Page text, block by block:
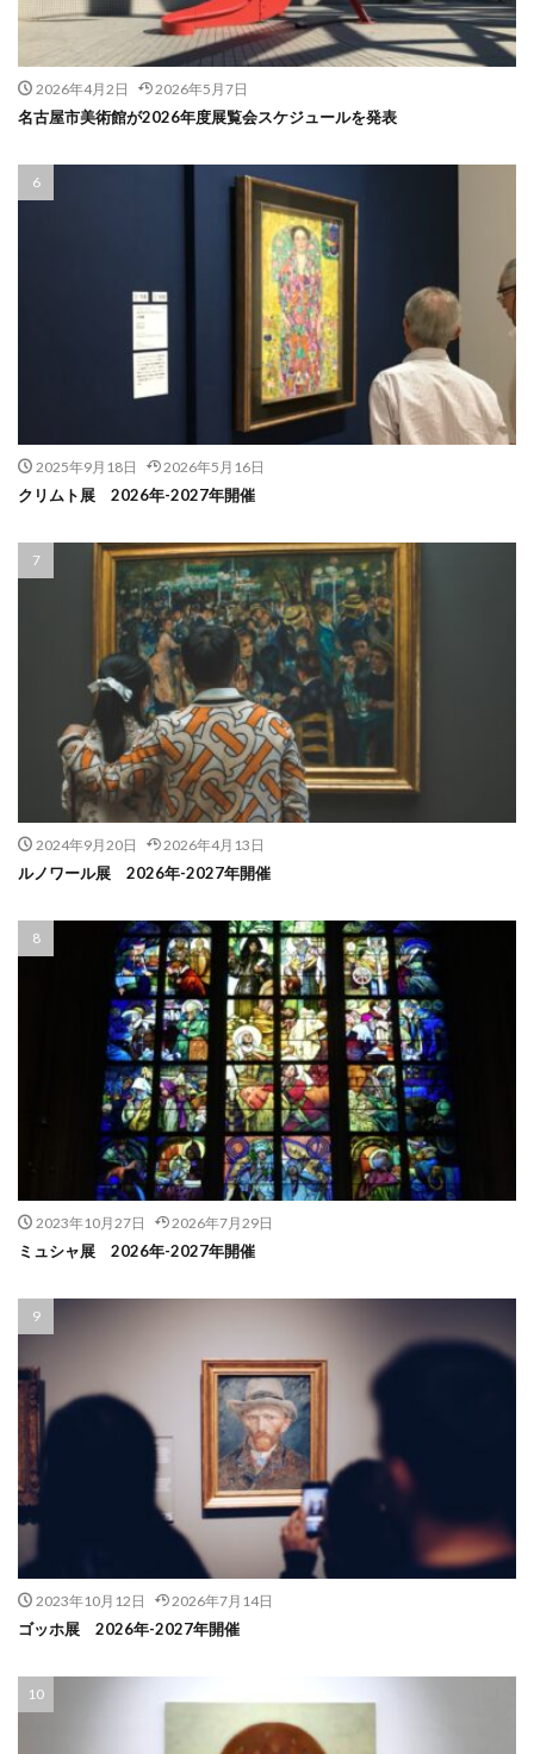
2026年4月2日 2026年5月7日
名古屋市美術館が2026年度展覧会スケジュールを発表
2025年9月18日 2026年5月16日
クリムト展 2026年-2027年開催
2024年9月20日 2026年4月13日
ルノワール展 2026年-2027年開催
2023年10月27日 2026年7月29日
ミュシャ展 2026年-2027年開催
2023年10月12日 2026年7月14日
ゴッホ展 2026年-2027年開催